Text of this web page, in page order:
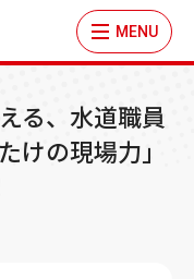
MENU
る、水道職員
けの現場力」